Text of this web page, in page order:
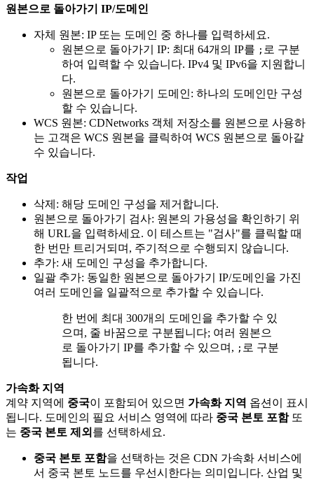
원본으로 돌아가기 IP/도메인
자체 원본: IP 또는 도메인 중 하나를 입력하세요.
원본으로 돌아가기 IP: 최대 64개의 IP를 ; 로 구분
하여 입력할 수 있습니다. IPv4 및 IPv6을 지원합니
다.
원본으로 돌아가기 도메인: 하나의 도메인만 구성
할 수 있습니다.
WCS 원본: CDNetworks 객체 저장소를 원본으로 사용하
는 고객은 WCS 원본을 클릭하여 WCS 원본으로 돌아갈
수 있습니다.
작업
삭제: 해당 도메인 구성을 제거합니다.
원본으로 돌아가기 검사: 원본의 가용성을 확인하기 위
해 URL을 입력하세요. 이 테스트는 "검사"를 클릭할 때
한 번만 트리거되며, 주기적으로 수행되지 않습니다.
추가: 새 도메인 구성을 추가합니다.
일괄 추가: 동일한 원본으로 돌아가기 IP/도메인을 가진
여러 도메인을 일괄적으로 추가할 수 있습니다.
한 번에 최대 300개의 도메인을 추가할 수 있
으며, 줄 바꿈으로 구분됩니다; 여러 원본으
로 돌아가기 IP를 추가할 수 있으며, ; 로 구분
됩니다.
가속화 지역
계약 지역에 중국이 포함되어 있으면 가속화 지역 옵션이 표시
됩니다. 도메인의 필요 서비스 영역에 따라 중국 본토 포함또
는 중국 본토 제외 를 선택하세요.
중국 본토 포함을 선택하는 것은 CDN 가속화 서비스에
서 중국 본토 노드를 우선시한다는 의미입니다. 산업 및